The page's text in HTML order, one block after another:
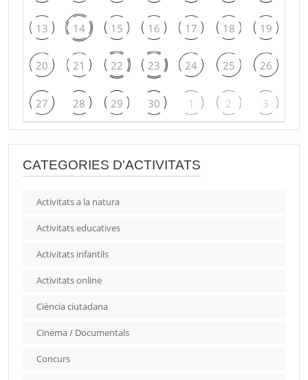
13 14 15 16 17 18 19
20 21 22 23 24 25 26
27 28 29 30 1 2 3
CATEGORIES D'ACTIVITATS
Activitats a la natura
Activitats educatives
Activitats infantils
Activitats online
Ciència ciutadana
Cinema / Documentals
Concurs